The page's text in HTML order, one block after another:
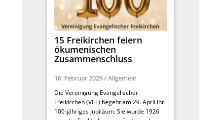
15 Freikirchen feiern
ökumenischen
Zusammenschluss
16. Februar 2026/Allgemein
Die Vereinigung Evangelischer
Freikirchen (VEF) begeht am 29. April ihr
100-jähriges Jubiläum. Sie wurde 1926